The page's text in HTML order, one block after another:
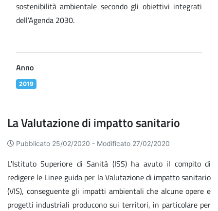
sostenibilità ambientale secondo gli obiettivi integrati
dell’Agenda 2030.
Anno
2019
La Valutazione di impatto sanitario
Pubblicato 25/02/2020 - Modificato 27/02/2020
L'Istituto Superiore di Sanità (ISS) ha avuto il compito di
redigere le Linee guida per la Valutazione di impatto sanitario
(VIS), conseguente gli impatti ambientali che alcune opere e
progetti industriali producono sui territori, in particolare per